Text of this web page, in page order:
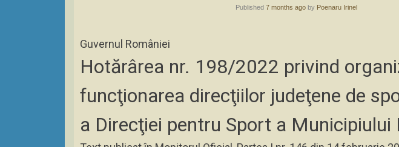
Published 7 months ago by Poenaru Irinel
Guvernul României
Hotărârea nr. 198/2022 privind
funcţionarea direcţiilor judeţene de
a Direcţiei pentru Sport a Municipiului